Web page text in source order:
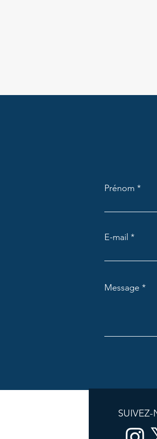
Prénom
E-mail
Message